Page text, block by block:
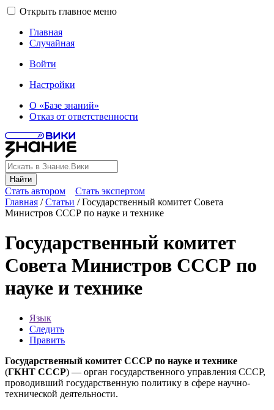
Открыть главное меню
Главная
Случайная
Войти
Настройки
О «Базе знаний»
Отказ от ответственности
Найти
Стать автором
Стать экспертом
Главная /Статьи /Государственный комитет Совета
Министров СССР по науке и технике
Государственный комитет
Совета Министров СССР по
науке и технике
Язык
Следить
Править
Государственный комитет СССР по науке и технике
(ГКНТ СССР) — орган государственного управления СССР,
проводивший государственную политику в сфере научно-
технической деятельности.